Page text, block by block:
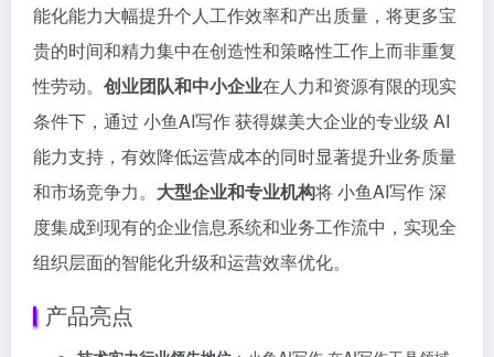
能化能力大幅提升个人工作效率和产出质量，将更多宝
贵的时间和精力集中在创造性和策略性工作上而非重复
性劳动。 创业团队和中小企业在人力和资源有限的现实
条件下，通过 小鱼AI写作 获得媒美大企业的专业级 AI
能力支持，有效降低运营成本的同时显著提升业务质量
和市场竞争力。 大型企业和专业机构将 小鱼AI写作 深
度集成到现有的企业信息系统和业务工作流中，实现全
组织层面的智能化升级和运营效率优化。
产品亮点